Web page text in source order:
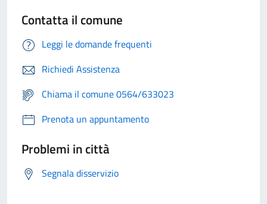
Contatta il comune
Leggi le domande frequenti
Richiedi Assistenza
Chiama il comune 0564/633023
Prenota un appuntamento
Problemi in città
Segnala disservizio